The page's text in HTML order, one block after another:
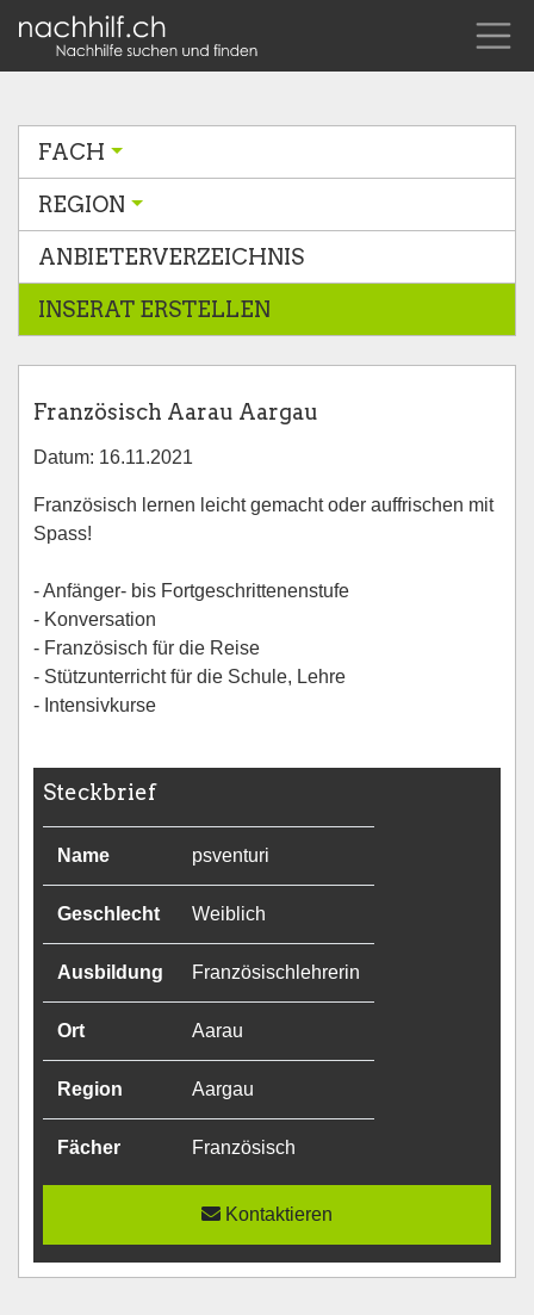
FACH
REGION
ANBIETERVERZEICHNIS
INSERAT ERSTELLEN
Französisch Aarau Aargau
Datum: 16.11.2021
Französisch lernen leicht gemacht oder auffrischen mit
Spass!
- Anfänger- bis Fortgeschrittenenstufe
- Konversation
- Französisch für die Reise
- Stützunterricht für die Schule, Lehre
- Intensivkurse
Steckbrief
Name psventuri
Geschlecht Weiblich
Ausbildung Französischlehrerin
Ort Aarau
Region Aargau
Fächer Französisch
Kontaktieren